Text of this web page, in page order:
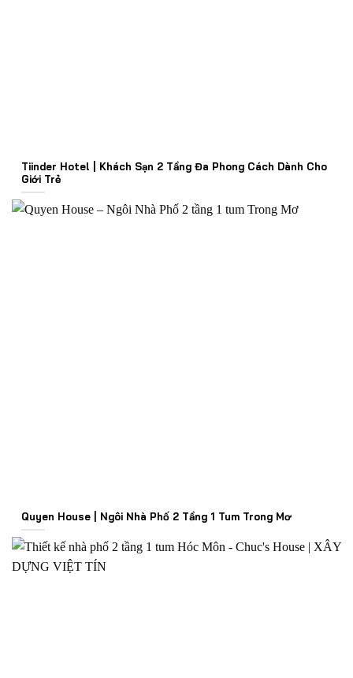
Tiinder Hotel | Khách Sạn 2 Tầng Đa Phong Cách Dành Cho
Giới Trẻ
Quyen House | Ngôi Nhà Phố 2 Tầng 1 Tum Trong Mơ